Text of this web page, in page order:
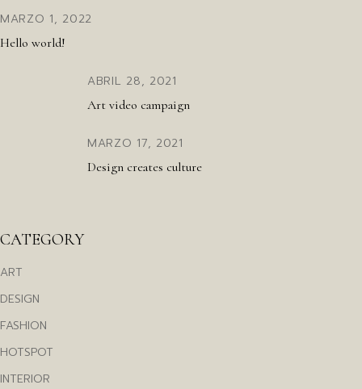
MARZO 1, 2022
Hello world!
ABRIL 28, 2021
Art video campaign
MARZO 17, 2021
Design creates culture
CATEGORY
ART
DESIGN
FASHION
HOTSPOT
INTERIOR